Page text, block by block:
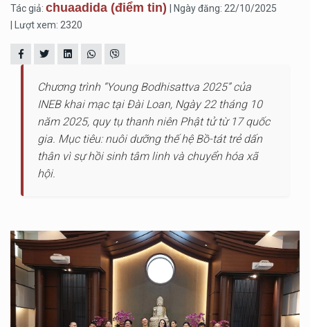
Tác giả: chuaadida (điểm tin)
| Ngày đăng: 22/10/2025
| Lượt xem: 2320
Chương trình “Young Bodhisattva 2025” của
INEB khai mạc tại Đài Loan, Ngày 22 tháng 10
năm 2025, quy tụ thanh niên Phật tử từ 17 quốc
gia. Mục tiêu: nuôi dưỡng thế hệ Bồ-tát trẻ dấn
thân vì sự hồi sinh tâm linh và chuyển hóa xã
hội.